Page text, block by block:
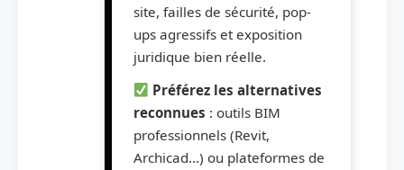
site, failles de sécurité, pop-
ups agressifs et exposition
juridique bien réelle.
Préférez les alternatives
reconnues : outils BIM
professionnels (Revit,
Archicad…) ou plateformes de